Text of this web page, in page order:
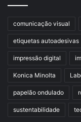
comunicação visual
etiquetas autoadesivas
impressão digital
Konica Minolta
papelão ondulado
sustentabilidade